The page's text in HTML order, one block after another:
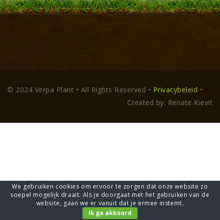
© 2024 Verpa Plant • All Rights Reserved • Privacybeleid •
Created by: Renate Kievit
We gebruiken cookies om ervoor te zorgen dat onze website zo
soepel mogelijk draait. Als je doorgaat met het gebruiken van de
website, gaan we er vanuit dat je ermee instemt.
Ik ga akkoord